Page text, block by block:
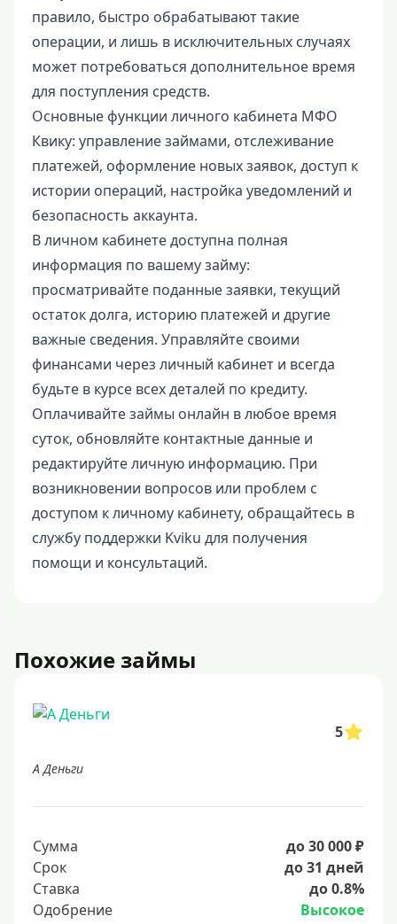
правило, быстро обрабатывают такие
операции, и лишь в исключительных случаях
может потребоваться дополнительное время
для поступления средств.
Основные функции личного кабинета МФО
Квику: управление займами, отслеживание
платежей, оформление новых заявок, доступ к
истории операций, настройка уведомлений и
безопасность аккаунта.
В личном кабинете доступна полная
информация по вашему займу:
просматривайте поданные заявки, текущий
остаток долга, историю платежей и другие
важные сведения. Управляйте своими
финансами через личный кабинет и всегда
будьте в курсе всех деталей по кредиту.
Оплачивайте займы онлайн в любое время
суток, обновляйте контактные данные и
редактируйте личную информацию. При
возникновении вопросов или проблем с
доступом к личному кабинету, обращайтесь в
службу поддержки Kviku для получения
помощи и консультаций.
Похожие займы
5
А Деньги
Сумма
до 30 000 ₽
Срок
до 31 дней
Ставка
до 0.8%
Одобрение
Высокое